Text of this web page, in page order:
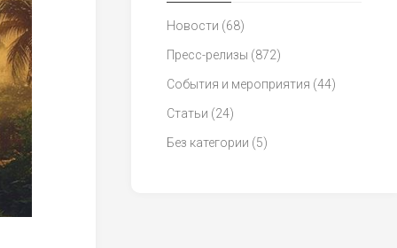
Новости (68)
Пресс-релизы (872)
События и мероприятия (44)
Статьи (24)
Без категории (5)